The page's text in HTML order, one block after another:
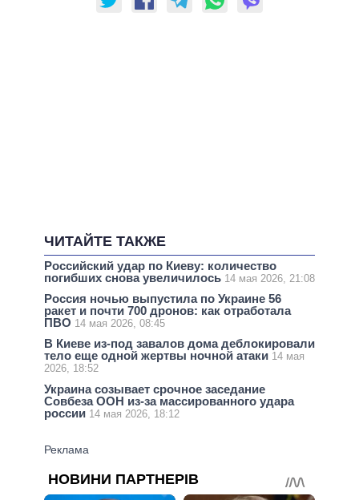
ЧИТАЙТЕ ТАКЖЕ
Российский удар по Киеву: количество
погибших снова увеличилось 14 мая 2026, 21:08
Россия ночью выпустила по Украине 56
ракет и почти 700 дронов: как отработала
ПВО 14 мая 2026, 08:45
В Киеве из-под завалов дома деблокировали
тело еще одной жертвы ночной атаки 14 мая
2026, 18:52
Украина созывает срочное заседание
Совбеза ООН из-за массированного удара
россии 14 мая 2026, 18:12